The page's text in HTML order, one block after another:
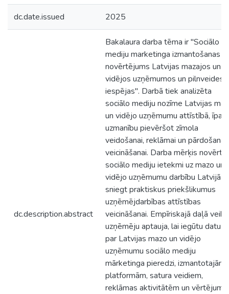
dc.date.issued 2025
dc.description.abstract
Bakalaura darba tēma ir "Sociālo
mediju marketinga izmantošanas
novērtējums Latvijas mazajos un
vidējos uzņēmumos un pilnveides
iespējas". Darbā tiek analizēta
sociālo mediju nozīme Latvijas
un vidējo uzņēmumu attīstībā,
uzmanību pievēršot zīmola
veidošanai, reklāmai un pārdošanas
veicināšanai. Darba mērķis
sociālo mediju ietekmi uz mazo un
vidējo uzņēmumu darbību Latvijā
sniegt praktiskus priekšlikumus
uzņēmējdarbības attīstības
veicināšanai. Empīriskajā daļā
uzņēmēju aptauja, lai iegūtu datus
par Latvijas mazo un vidējo
uzņēmumu sociālo mediju
mārketinga pieredzi, izmantotajām
platformām, satura veidiem,
reklāmas aktivitātēm un vērtējumu